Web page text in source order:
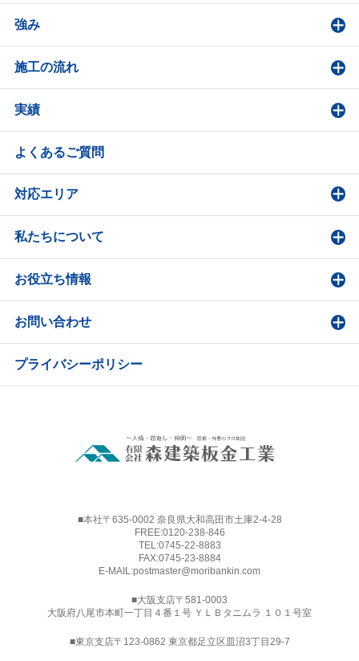
強み
施工の流れ
実績
よくあるご質問
対応エリア
私たちについて
お役立ち情報
お問い合わせ
プライバシーポリシー
■本社〒635-0002 奈良県大和高田市土庫2-4-28
FREE:0120-238-846
TEL:0745-22-8883
FAX:0745-23-8884
E-MAIL:postmaster@moribankin.com
■大阪支店〒581-0003
大阪府八尾市本町一丁目４番１号 ＹＬＢタニムラ １０１号室
■東京支店〒123-0862 東京都足立区皿沼3丁目29-7